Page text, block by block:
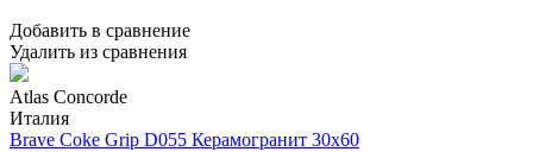
Добавить в сравнение
Удалить из сравнения
Atlas Concorde
Италия
Brave Coke Grip D055 Керамогранит 30x60